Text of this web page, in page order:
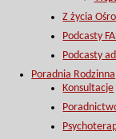
Z życia
Podcasty
Podcasty
Poradnia Rodzinna
Konsultacje